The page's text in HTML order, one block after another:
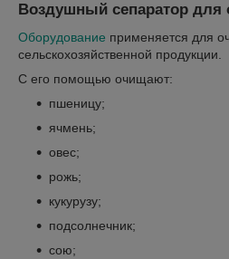
Воздушный сепаратор для
Оборудование применяется для
сельскохозяйственной продукции.
С его помощью очищают:
пшеницу;
ячмень;
овес;
рожь;
кукурузу;
подсолнечник;
сою;